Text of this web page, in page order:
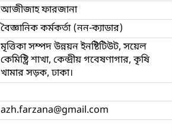
আজীজাহ ফারজানা
বৈজ্ঞানিক কর্মকর্তা (নন-ক্যাডার)
মৃত্তিকা সম্পদ উন্নয়ন ইনষ্টিটিউট, সয়েল
কেমিষ্ট্রি শাখা, কেন্দ্রীয় গবেষণাগার, কৃষি
খামার সড়ক, ঢাকা।
azh.farzana@gmail.com